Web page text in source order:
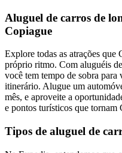
Aluguel de carros de
Copiague
Explore todas as atrações que
próprio ritmo. Com aluguéis
você tem tempo de sobra para
itinerário. Alugue um
mês, e aproveite a
e pontos turísticos que tornam
Tipos de aluguel de